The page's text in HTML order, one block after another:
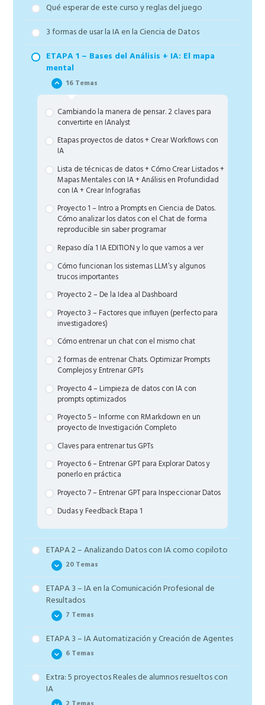
Qué esperar de este curso y reglas del juego
3 formas de usar la IA en la Ciencia de Datos
ETAPA 1 – Bases del Análisis + IA: El mapa
mental
16 Temas
Cambiando la manera de pensar. 2 claves para
convertirte en IAnalyst
Etapas proyectos de datos + Crear Workflows con
IA
Lista de técnicas de datos + Cómo Crear Listados +
Mapas Mentales con IA + Análisis en Profundidad
con IA + Crear Infografias
Proyecto 1 – Intro a Prompts en Ciencia de Datos.
Cómo analizar los datos con el Chat de forma
reproducible sin saber programar
Repaso día 1 IA EDITION y lo que vamos a ver
Cómo funcionan los sistemas LLM’s y algunos
trucos importantes
Proyecto 2 – De la Idea al Dashboard
Proyecto 3 – Factores que influyen (perfecto para
investigadores)
Cómo entrenar un chat con el mismo chat
2 formas de entrenar Chats. Optimizar Prompts
Complejos y Entrenar GPTs
Proyecto 4 – Limpieza de datos con IA con
prompts optimizados
Proyecto 5 – Informe con RMarkdown en un
proyecto de Investigación Completo
Claves para entrenar tus GPTs
Proyecto 6 – Entrenar GPT para Explorar Datos y
ponerlo en práctica
Proyecto 7 – Entrenar GPT para Inspeccionar Datos
Dudas y Feedback Etapa 1
ETAPA 2 – Analizando Datos con IA como copiloto
20 Temas
Repaso Etapa 1 y lo que viene
Pasos de Cómo Definir la Estrategia de Análisis de
Datos
Estado del Arte de un proyecto y búsquedas
bibliográficas con IA
Claves de un Proyecto de Datos. Líneas de
Investigación, Problemas y Objetivos
Creando los Datos si no los tienes y Cómo Crear la
ETAPA 3 – IA en la Comunicación Profesional de
Resultados
7 Temas
Formatos de Presentación Profesional de
resultados. Ahorra muchas horas con esto.
Del Análisis en Python o R al Informe Interactivo
HTML profesional y PDF
Cómo crear dashboards en html y subirlas a github
ETAPA 3 – IA Automatización y Creación de Agentes
6 Temas
Introducción al workshop y ¿qué es una
Extra: 5 proyectos Reales de alumnos resueltos con
IA